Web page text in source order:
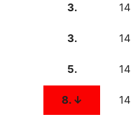
3. 14
3. 14
5. 14
8. ↓ 14